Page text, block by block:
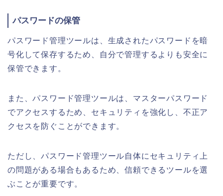
パスワードの保管
パスワード管理ツールは、生成されたパスワードを暗
号化して保存するため、自分で管理するよりも安全に
保管できます。
また、パスワード管理ツールは、マスターパスワード
でアクセスするため、セキュリティを強化し、不正ア
クセスを防ぐことができます。
ただし、パスワード管理ツール自体にセキュリティ上
の問題がある場合もあるため、信頼できるツールを選
ぶことが重要です。